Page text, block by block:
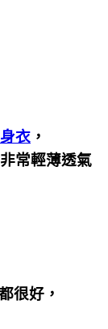
衣 ，
常輕薄透氣
很好，